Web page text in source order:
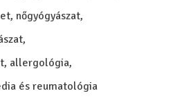
nőgyógyászat,
allergológia,
és reumatológia